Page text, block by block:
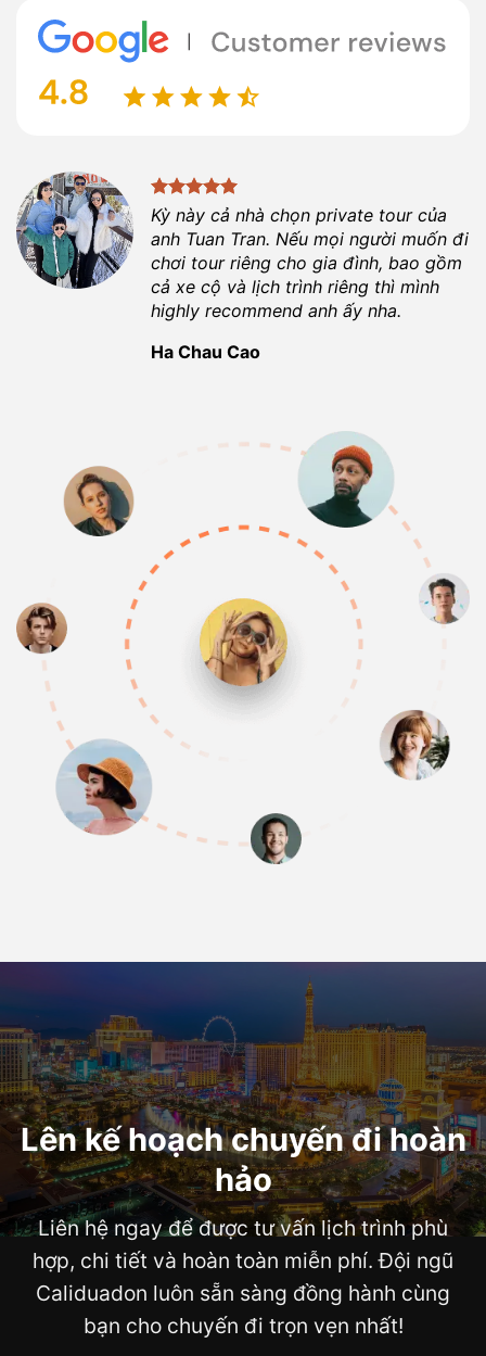
Kỳ này cả nhà chọn private tour của
anh Tuan Tran. Nếu mọi người muốn đi
chơi tour riêng cho gia đình, bao gồm
cả xe cộ và lịch trình riêng thì mình
highly recommend anh ấy nha.
Ha Chau Cao
Lên kế hoạch chuyến đi hoàn
hảo
Liên hệ ngay để được tư vấn lịch trình phù
hợp, chi tiết và hoàn toàn miễn phí. Đội ngũ
Caliduadon luôn sẵn sàng đồng hành cùng
bạn cho chuyến đi trọn vẹn nhất!